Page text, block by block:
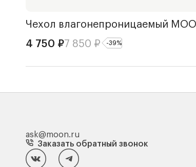
Чехол влагонепроницаемый
4 750 ₽7 850 ₽ -39%
ask@moon.ru
Заказать обратный звонок